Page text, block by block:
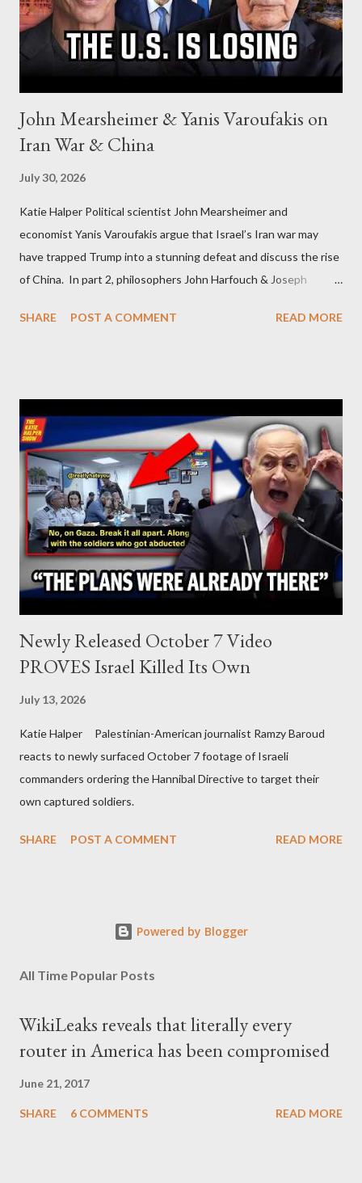
John Mearsheimer & Yanis Varoufakis on
Iran War & China
July 30, 2026
Katie Halper Political scientist John Mearsheimer and
economist Yanis Varoufakis argue that Israel’s Iran war may
have trapped Trump into a stunning defeat and discuss the rise
of China. In part 2, philosophers John Harfouch & Joseph
Israel, and explore the work of diplomat & scholar Fayez Sayegh,
SHARE POST A COMMENT READ MORE
Newly Released October 7 Video
PROVES Israel Killed Its Own
July 13, 2026
Katie Halper Palestinian-American journalist Ramzy Baroud
reacts to newly surfaced October 7 footage of Israeli
commanders ordering the Hannibal Directive to target their
own captured soldiers.
SHARE POST A COMMENT READ MORE
Powered by Blogger
All Time Popular Posts
WikiLeaks reveals that literally every
router in America has been compromised
June 21, 2017
SHARE 6 COMMENTS READ MORE